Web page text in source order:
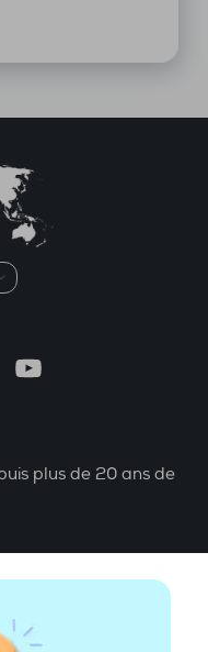
YouTube
plus de 20 ans de